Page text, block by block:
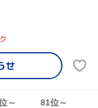
せ
～ 81位～